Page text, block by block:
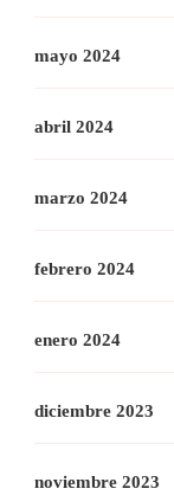
mayo 2024
abril 2024
marzo 2024
febrero 2024
enero 2024
diciembre 2023
noviembre 2023